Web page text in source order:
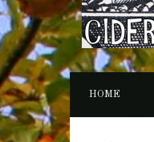
HOME